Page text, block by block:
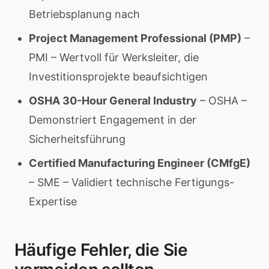
Betriebsplanung nach
Project Management Professional (PMP) –
PMI – Wertvoll für Werksleiter, die
Investitionsprojekte beaufsichtigen
OSHA 30-Hour General Industry – OSHA –
Demonstriert Engagement in der
Sicherheitsführung
Certified Manufacturing Engineer (CMfgE)
– SME – Validiert technische Fertigungs-
Expertise
Häufige Fehler, die Sie